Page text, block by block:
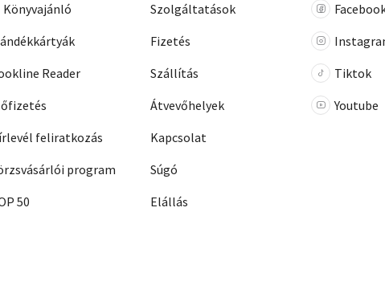
Könyvajánló
Reader
feliratkozás
program
50
Szolgáltatások
Fizetés
Szállítás
Átvevőhelyek
Kapcsolat
Súgó
Elállás
Tiktok
Youtube